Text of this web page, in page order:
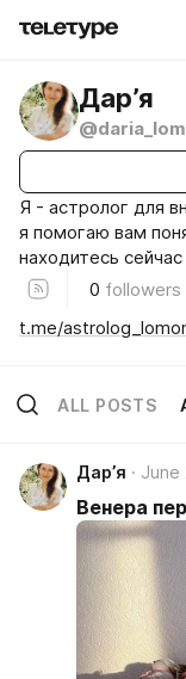
Дар’я
Я - астролог для
я помогаю вам
находитесь
0 followers
t.me/
ALL POSTS
Дар’я June
Венера